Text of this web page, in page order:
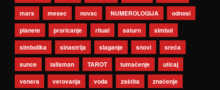
mars
mesec novac NUMEROLOGIJA
odnosi
planete
proricanje ritual saturn
simbol
simbolika
sinastrija slaganje snovi
sreća
sunce
talisman TAROT tumačenje
uticaj
venera
verovanja voda zaštita značenje